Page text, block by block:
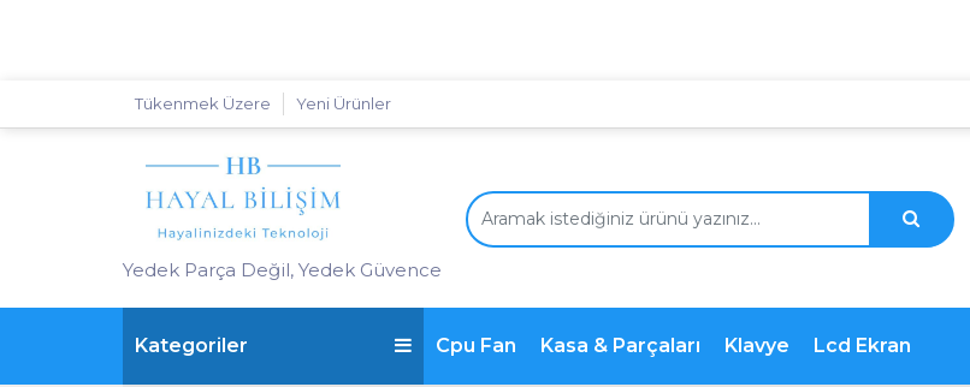
Tükenmek Üzere Yeni Ürünler
Yedek Parça Değil, Yedek Güvence
Kategoriler Cpu Fan Kasa & Parçaları Klavye Lcd Ekran